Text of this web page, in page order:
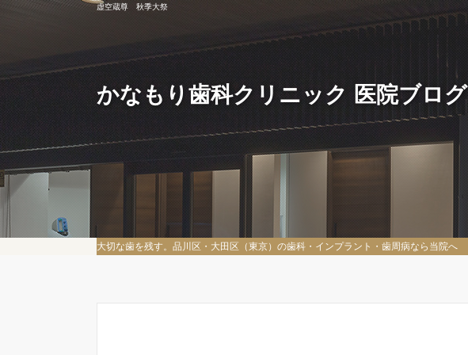
虚空蔵尊 秋季大祭
かなもり歯科クリニック 医院ブログ
大切な歯を残す。品川区・大田区（東京）の歯科・インプラント・歯周病なら当院へ